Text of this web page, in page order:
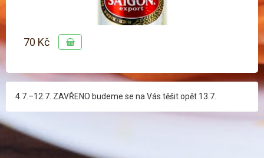
70 Kč
4.7.–12.7. ZAVŘENO budeme se na Vás těšit opět 13.7.